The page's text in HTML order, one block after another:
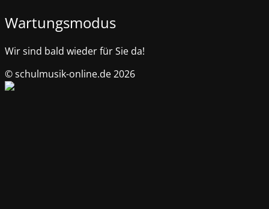
Wartungsmodus
Wir sind bald wieder für Sie da!
© schulmusik-online.de 2026